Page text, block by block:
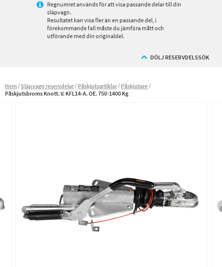
Regnumret används för att visa passande delar till din
släpvagn.
Resultatet kan visa fler än en passande del, i
förekommande fall måste du jämföra mått och
utförande med din originaldel.
DÖLJ RESERVDELSSÖK
Hem Släpvagn reservdelar Påskjutsartiklar Påskjutare
Påskjutsbroms Knott. V. KFL14-A. OE. 750-1400 Kg